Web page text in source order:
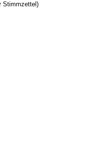
Stimmzettel)